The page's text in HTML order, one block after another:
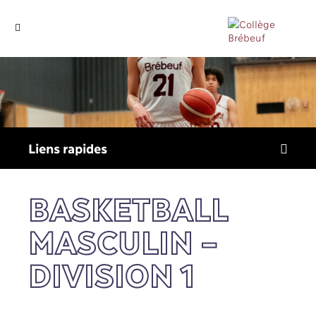
BASKETBALL
MASCULIN –
DIVISION 1
Liens rapides